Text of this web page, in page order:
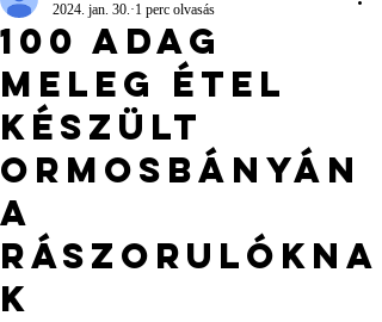
100 adag
meleg étel
készült
ormosbányán
a
rászorulókna
k
2024. jan. 30. 1 perc olvasás